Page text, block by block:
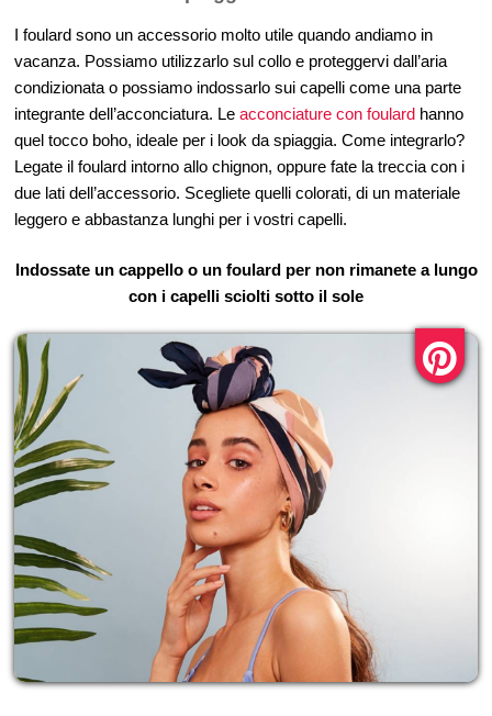
I foulard sono un accessorio molto utile quando andiamo in
vacanza. Possiamo utilizzarlo sul collo e proteggervi dall’aria
condizionata o possiamo indossarlo sui capelli come una parte
integrante dell’acconciatura. Le acconciature con foulard hanno
quel tocco boho, ideale per i look da spiaggia. Come integrarlo?
Legate il foulard intorno allo chignon, oppure fate la treccia con i
due lati dell’accessorio. Scegliete quelli colorati, di un materiale
leggero e abbastanza lunghi per i vostri capelli.
Indossate un cappello o un foulard per non rimanete a lungo
con i capelli sciolti sotto il sole